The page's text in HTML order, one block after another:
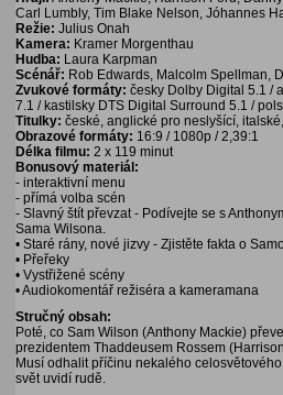
Carl Lumbly, Tim Blake Nelson, Jóhannes
Režie: Julius Onah
Kamera: Kramer Morgenthau
Hudba: Laura Karpman
Scénář: Rob Edwards, Malcolm Spellman,
Zvukové formáty: česky Dolby Digital 5.1 /
7.1 / kastilsky DTS Digital Surround 5.1 /
Titulky: české, anglické pro neslyšící,
Obrazové formáty: 16:9 / 1080p / 2,39:1
Délka filmu: 2 x 119 minut
Bonusový materiál:
- interaktivní menu
- přímá volba scén
- Slavný štít převzat - Podívejte se s
Sama Wilsona.
• Staré rány, nové jizvy - Zjistěte fakta o
• Přeřeky
• Vystřižené scény
• Audiokomentář režiséra a kameramana
Stručný obsah:
Poté, co Sam Wilson (Anthony Mackie)
prezidentem Thaddeusem Rossem
Musí odhalit příčinu nekalého
svět uvidí rudě.